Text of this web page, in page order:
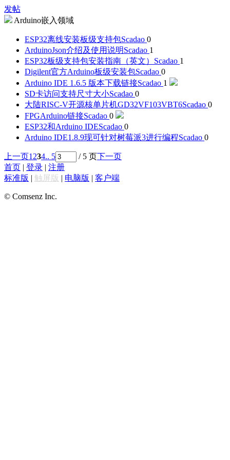
发帖
Arduino嵌入领域
ESP32离线安装板级支持包Scadao 0
ArduinoJson介绍及使用说明Scadao 1
ESP32板级支持包安装指南（英文） Scadao 1
Digilent官方Arduino板级安装包Scadao 0
Arduino IDE 1.6.5 版本下载链接Scadao 1
SD卡访问支持尺寸大小Scadao 0
大陆RISC-V开源核单片机GD32VF103VBT6Scadao 0
FPGArduino链接Scadao 0
ESP32和Arduino IDEScadao 0
Arduino IDE1.8.9现可针对树莓派3进行编程Scadao 0
上一页1 234.. 5 / 5 页下一页
首页 | 登录 | 注册
标准版 | 触屏版 | 电脑版 | 客户端
© Comsenz Inc.